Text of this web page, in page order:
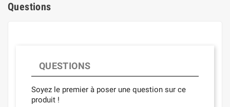
Questions
QUESTIONS
Soyez le premier à poser une question sur ce
produit !